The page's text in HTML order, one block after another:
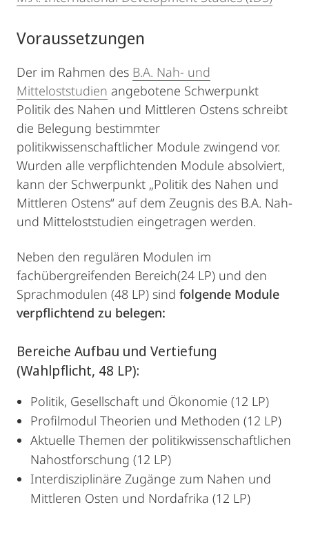
Voraussetzungen
Der im Rahmen des B.A. Nah- und
Mitteloststudien angebotene Schwerpunkt
Politik des Nahen und Mittleren Ostens schreibt
die Belegung bestimmter
politikwissenschaftlicher Module zwingend vor.
Wurden alle verpflichtenden Module absolviert,
kann der Schwerpunkt „Politik des Nahen und
Mittleren Ostens“ auf dem Zeugnis des B.A. Nah-
und Mitteloststudien eingetragen werden.
Neben den regulären Modulen im
fachübergreifenden Bereich(24 LP) und den
Sprachmodulen (48 LP) sind folgende Module
verpflichtend zu belegen:
Bereiche Aufbau und Vertiefung
(Wahlpflicht, 48 LP):
Politik, Gesellschaft und Ökonomie (12 LP)
Profilmodul Theorien und Methoden (12 LP)
Aktuelle Themen der politikwissenschaftlichen
Nahostforschung (12 LP)
Interdisziplinäre Zugänge zum Nahen und
Mittleren Osten und Nordafrika (12 LP)